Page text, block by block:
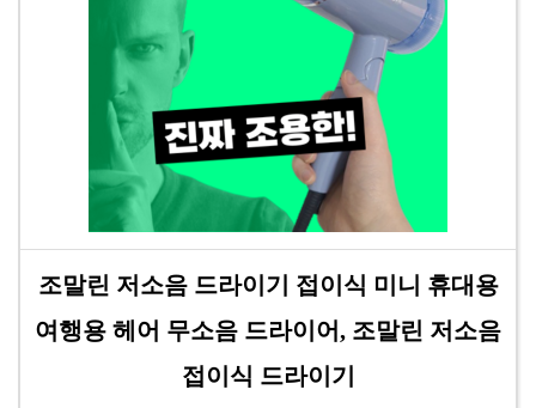
조말린 저소음 드라이기 접이식 미니 휴대용
여행용 헤어 무소음 드라이어, 조말린 저소음
접이식 드라이기